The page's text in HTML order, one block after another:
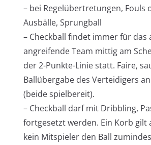
– bei Regelübertretungen, Fouls
Ausbälle, Sprungball
– Checkball findet immer für das
angreifende Team mittig am
der 2-Punkte-Linie statt. Faire,
Ballübergabe des Verteidigers
(beide spielbereit).
– Checkball darf mit Dribbling,
fortgesetzt werden. Ein Korb gilt
kein Mitspieler den Ball